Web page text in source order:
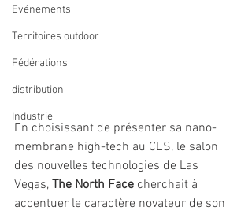
Evénements
Territoires outdoor
Fédérations
distribution
Industrie
En choisissant de présenter sa nano-
membrane high-tech au CES, le salon
des nouvelles technologies de Las
Vegas, The North Face cherchait à
accentuer le caractère novateur de son